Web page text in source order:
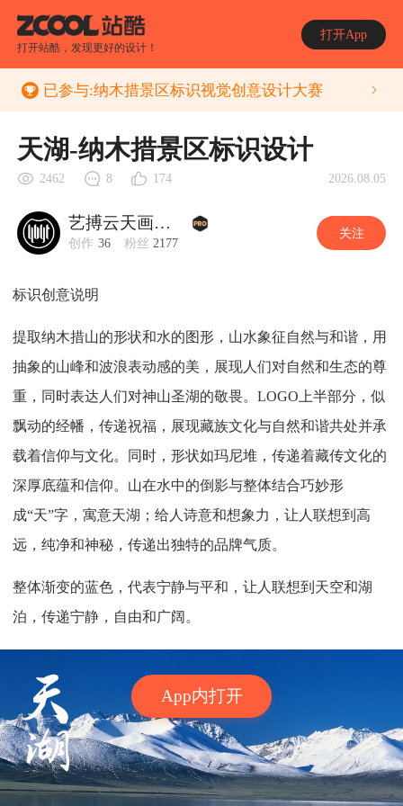
打开站酷，发现更好的设计！
打开App
App内打开
已参与:纳木措景区标识视觉创意设计大赛
天湖-纳木措景区标识设计
2462 8 174 2026.08.05
艺搏云天画册设计
创作 36 粉丝 2177
关注
标识创意说明
提取纳木措山的形状和水的图形，山水象征自然与和谐，用
抽象的山峰和波浪表动感的美，展现人们对自然和生态的尊
重，同时表达人们对神山圣湖的敬畏。LOGO上半部分，似
飘动的经幡，传递祝福，展现藏族文化与自然和谐共处并承
载着信仰与文化。同时，形状如玛尼堆，传递着藏传文化的
深厚底蕴和信仰。山在水中的倒影与整体结合巧妙形
成“天”字，寓意天湖；给人诗意和想象力，让人联想到高
远，纯净和神秘，传递出独特的品牌气质。
整体渐变的蓝色，代表宁静与平和，让人联想到天空和湖
泊，传递宁静，自由和广阔。